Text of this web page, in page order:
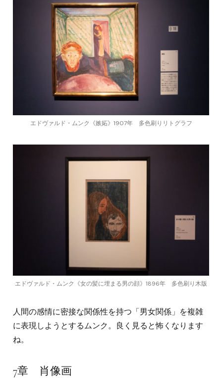
エドヴァルド・ムンク《嫉妬》1907年 多色刷りリトグラフ
エドヴァルド・ムンク《女の髪に埋まる男の顔》1896年 多色刷り木版
人間の感情に密接な関係性を持つ「男女関係」を複雑
に表現しようとするムンク。良く見ると怖くなります
ね。
7章 肖像画